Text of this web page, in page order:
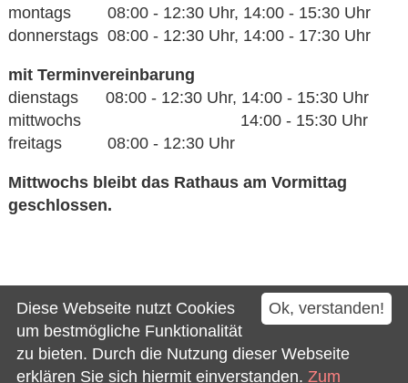
montags 08:00 - 12:30 Uhr, 14:00 - 15:30 Uhr
donnerstags 08:00 - 12:30 Uhr, 14:00 - 17:30 Uhr
mit Terminvereinbarung
dienstags 08:00 - 12:30 Uhr, 14:00 - 15:30 Uhr
mittwochs 14:00 - 15:30 Uhr
freitags 08:00 - 12:30 Uhr
Mittwochs bleibt das Rathaus am Vormittag
geschlossen.
Kontakt
Impressum
Datenschutz
Ok, verstanden!
Diese Webseite nutzt Cookies
um bestmögliche Funktionalität
zu bieten. Durch die Nutzung dieser Webseite
erklären Sie sich hiermit einverstanden. Zum